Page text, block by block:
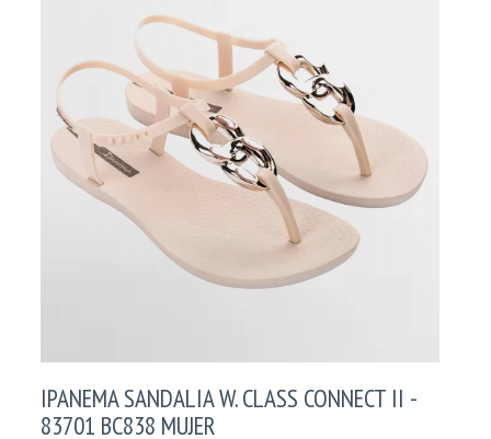
IPANEMA SANDALIA W. CLASS CONNECT II -
83701 BC838 MUJER